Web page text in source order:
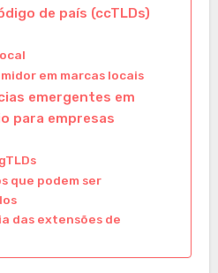
de país (ccTLDs)
em marcas locais
emergentes em
para empresas
que podem ser
das extensões de